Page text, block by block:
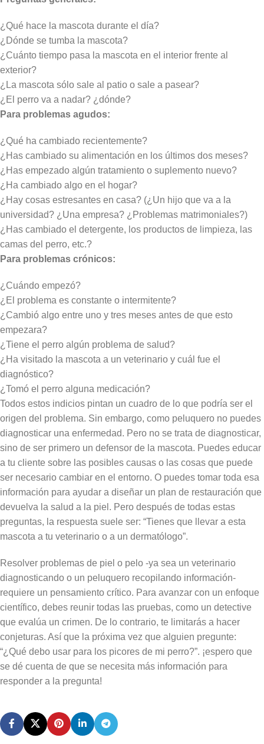
¿Qué hace la mascota durante el día?
¿Dónde se tumba la mascota?
¿Cuánto tiempo pasa la mascota en el interior frente al
exterior?
¿La mascota sólo sale al patio o sale a pasear?
¿El perro va a nadar? ¿dónde?
Para problemas agudos:
¿Qué ha cambiado recientemente?
¿Has cambiado su alimentación en los últimos dos meses?
¿Has empezado algún tratamiento o suplemento nuevo?
¿Ha cambiado algo en el hogar?
¿Hay cosas estresantes en casa? (¿Un hijo que va a la
universidad? ¿Una empresa? ¿Problemas matrimoniales?)
¿Has cambiado el detergente, los productos de limpieza, las
camas del perro, etc.?
Para problemas crónicos:
¿Cuándo empezó?
¿El problema es constante o intermitente?
¿Cambió algo entre uno y tres meses antes de que esto
empezara?
¿Tiene el perro algún problema de salud?
¿Ha visitado la mascota a un veterinario y cuál fue el
diagnóstico?
¿Tomó el perro alguna medicación?
Todos estos indicios pintan un cuadro de lo que podría ser el
origen del problema. Sin embargo, como peluquero no puedes
diagnosticar una enfermedad. Pero no se trata de diagnosticar,
sino de ser primero un defensor de la mascota. Puedes educar
a tu cliente sobre las posibles causas o las cosas que puede
ser necesario cambiar en el entorno. O puedes tomar toda esa
información para ayudar a diseñar un plan de restauración que
devuelva la salud a la piel. Pero después de todas estas
preguntas, la respuesta suele ser: “Tienes que llevar a esta
mascota a tu veterinario o a un dermatólogo”.
Resolver problemas de piel o pelo -ya sea un veterinario
diagnosticando o un peluquero recopilando información-
requiere un pensamiento crítico. Para avanzar con un enfoque
científico, debes reunir todas las pruebas, como un detective
que evalúa un crimen. De lo contrario, te limitarás a hacer
conjeturas. Así que la próxima vez que alguien pregunte:
“¿Qué debo usar para los picores de mi perro?”. ¡espero que
se dé cuenta de que se necesita más información para
responder a la pregunta!